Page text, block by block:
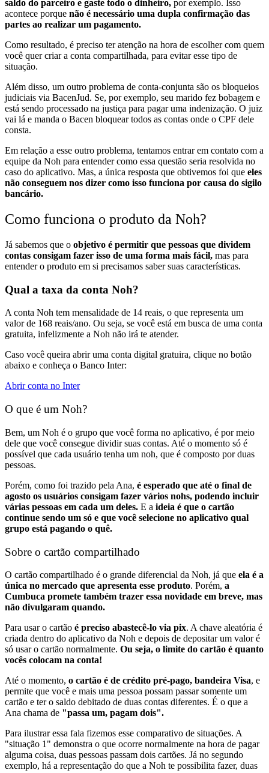
saldo do parceiro e gaste todo o dinheiro, por exemplo. Isso
acontece porque não é necessário uma dupla confirmação das
partes ao realizar um pagamento.
Como resultado, é preciso ter atenção na hora de escolher com quem
você quer criar a conta compartilhada, para evitar esse tipo de
situação.
Além disso, um outro problema de conta-conjunta são os bloqueios
judiciais via BacenJud. Se, por exemplo, seu marido fez bobagem e
está sendo processado na justiça para pagar uma indenização. O juiz
vai lá e manda o Bacen bloquear todos as contas onde o CPF dele
consta.
Em relação a esse outro problema, tentamos entrar em contato com a
equipe da Noh para entender como essa questão seria resolvida no
caso do aplicativo. Mas, a única resposta que obtivemos foi que eles
não conseguem nos dizer como isso funciona por causa do sigilo
bancário.
Como funciona o produto da Noh?
Já sabemos que o objetivo é permitir que pessoas que dividem
contas consigam fazer isso de uma forma mais fácil, mas para
entender o produto em si precisamos saber suas características.
Qual a taxa da conta Noh?
A conta Noh tem mensalidade de 14 reais, o que representa um
valor de 168 reais/ano. Ou seja, se você está em busca de uma conta
gratuita, infelizmente a Noh não irá te atender.
Caso você queira abrir uma conta digital gratuira, clique no botão
abaixo e conheça o Banco Inter:
Abrir conta no Inter
O que é um Noh?
Bem, um Noh é o grupo que você forma no aplicativo, é por meio
dele que você consegue dividir suas contas. Até o momento só é
possível que cada usuário tenha um noh, que é composto por duas
pessoas.
Porém, como foi trazido pela Ana, é esperado que até o final de
agosto os usuários consigam fazer vários nohs, podendo incluir
várias pessoas em cada um deles. E a ideia é que o cartão
continue sendo um só e que você selecione no aplicativo qual
grupo está pagando o quê.
Sobre o cartão compartilhado
O cartão compartilhado é o grande diferencial da Noh, já que ela é a
única no mercado que apresenta esse produto. Porém, a
Cumbuca promete também trazer essa novidade em breve, mas
não divulgaram quando.
Para usar o cartão é preciso abastecê-lo via pix. A chave aleatória é
criada dentro do aplicativo da Noh e depois de depositar um valor é
só usar o cartão normalmente. Ou seja, o limite do cartão é quanto
vocês colocam na conta!
Até o momento, o cartão é de crédito pré-pago, bandeira Visa, e
permite que você e mais uma pessoa possam passar somente um
cartão e ter o saldo debitado de duas contas diferentes. É o que a
Ana chama de "passa um, pagam dois".
Para ilustrar essa fala fizemos esse comparativo de situações. A
"situação 1" demonstra o que ocorre normalmente na hora de pagar
alguma coisa, duas pessoas passam dois cartões. Já no segundo
exemplo, há a representação do que a Noh te possibilita fazer, duas